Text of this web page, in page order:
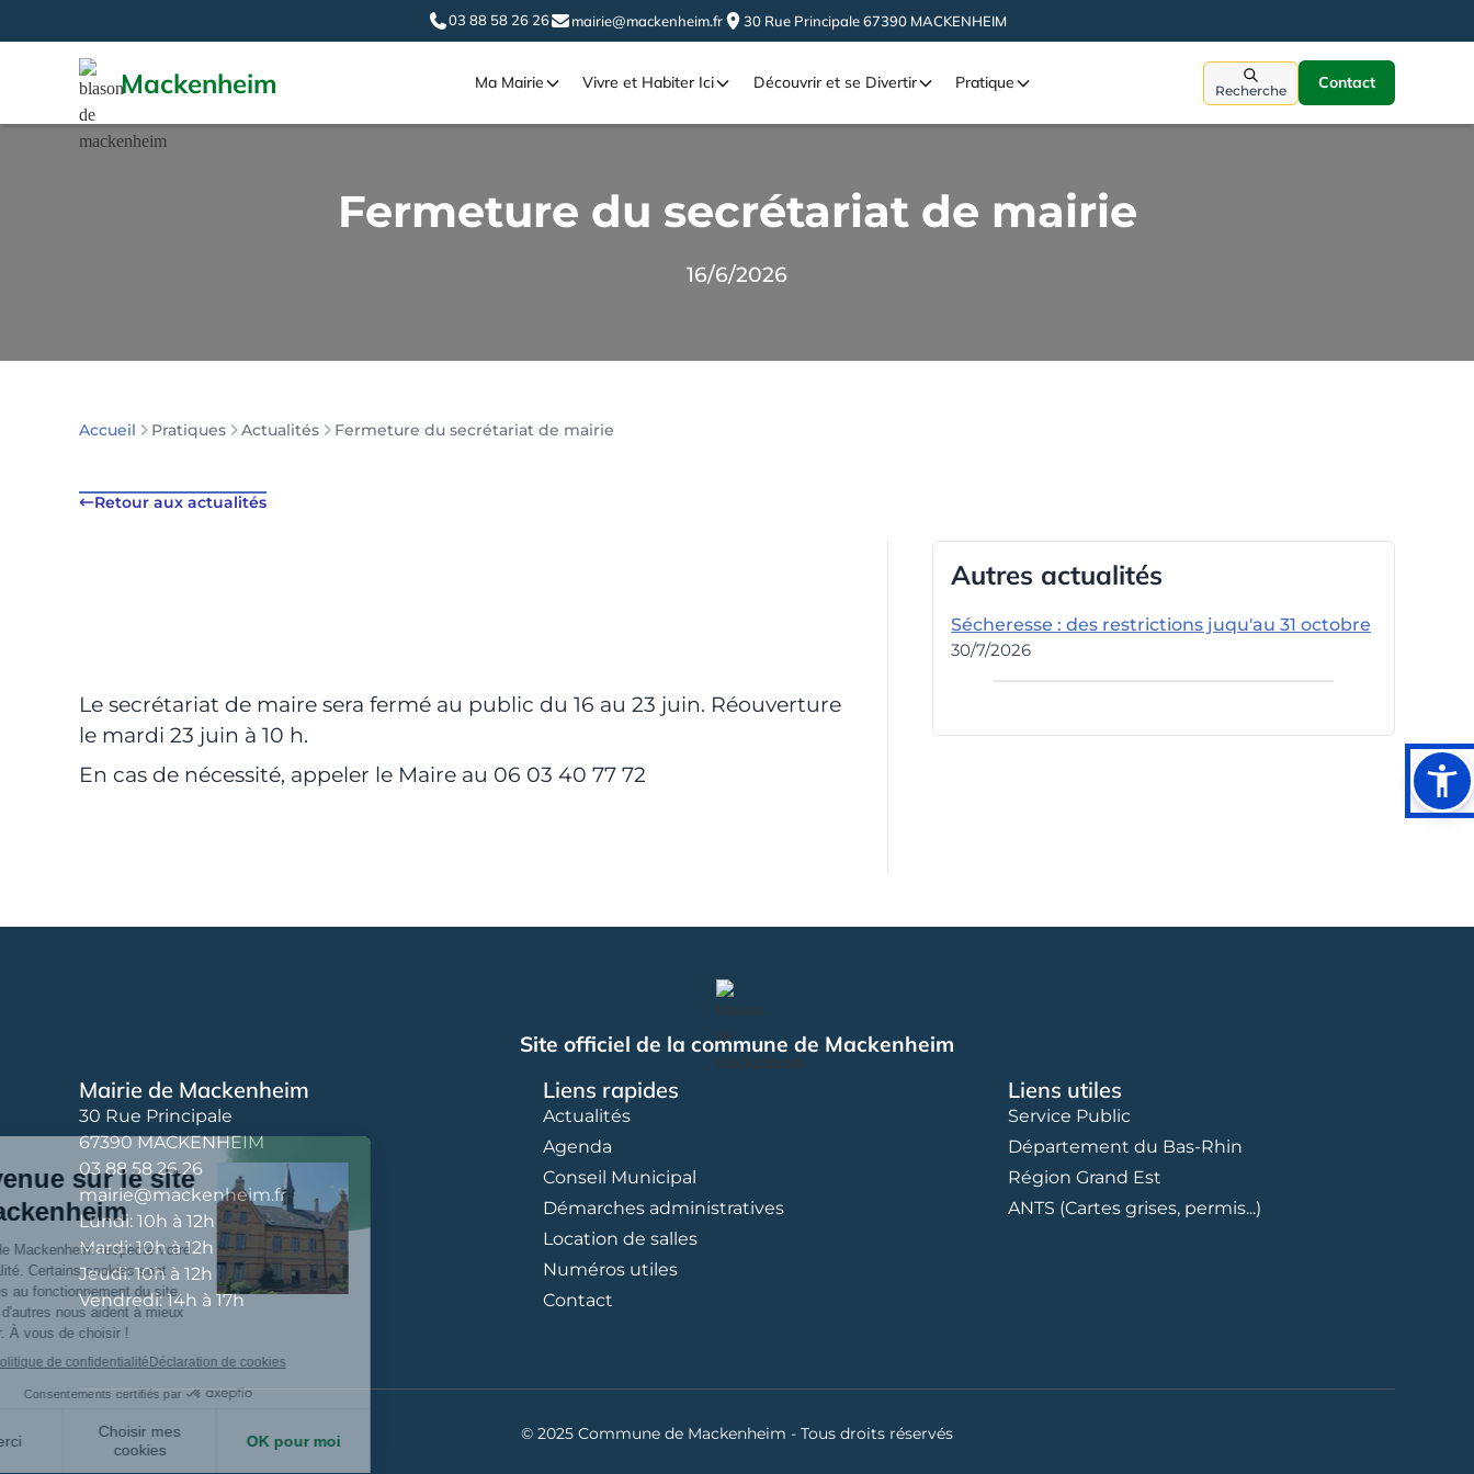
03 88 58 26 26 mairie@mackenheim.fr 30 Rue Principale 67390 MACKENHEIM
Mackenheim Ma Mairie Vivre et Habiter Ici Découvrir et se Divertir Pratique Recherche Contact
Fermeture du secrétariat de mairie
16/6/2026
Accueil Pratiques Actualités Fermeture du secrétariat de mairie
Retour aux actualités
Le secrétariat de maire sera fermé au public du 16 au 23 juin. Réouverture
le mardi 23 juin à 10 h.
En cas de nécessité, appeler le Maire au 06 03 40 77 72
Autres actualités
Sécheresse : des restrictions juqu'au 31 octobre
30/7/2026
Site officiel de la commune de Mackenheim
Mairie de Mackenheim
30 Rue Principale
67390 MACKENHEIM
03 88 58 26 26
mairie@mackenheim.fr
Lundi: 10h à 12h
Mardi: 10h à 12h
Jeudi: 10h à 12h
Vendredi: 14h à 17h
Liens rapides
Actualités
Agenda
Conseil Municipal
Démarches administratives
Location de salles
Numéros utiles
Contact
Liens utiles
Service Public
Département du Bas-Rhin
Région Grand Est
ANTS (Cartes grises, permis...)
© 2025 Commune de Mackenheim - Tous droits réservés